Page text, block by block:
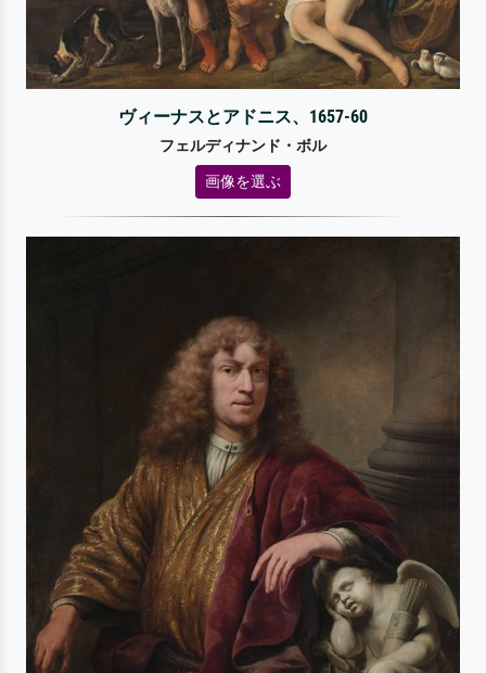
ヴィーナスとアドニス、1657-60
フェルディナンド・ボル
画像を選ぶ